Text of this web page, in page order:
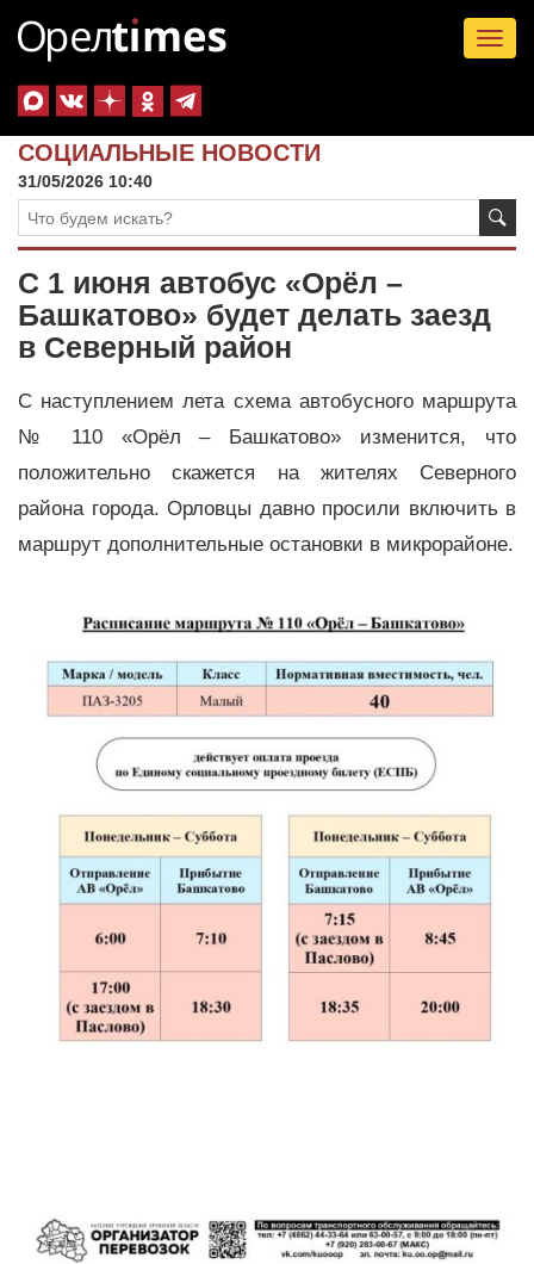
СОЦИАЛЬНЫЕ НОВОСТИ
31/05/2026 10:40
С 1 июня автобус «Орёл –
Башкатово» будет делать заезд
в Северный район
С наступлением лета схема автобусного маршрута
№ 110 «Орёл – Башкатово» изменится, что
положительно скажется на жителях Северного
района города. Орловцы давно просили включить в
маршрут дополнительные остановки в микрорайоне.